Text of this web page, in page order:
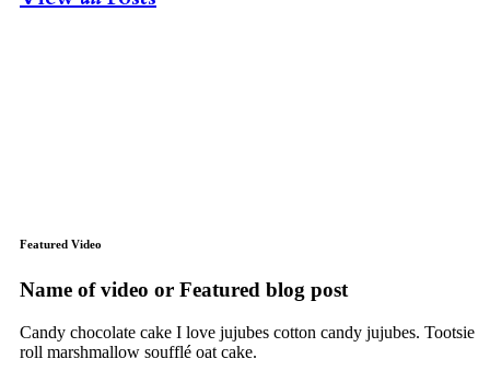
Featured Video
Name of video or Featured blog post
Candy chocolate cake I love jujubes cotton candy jujubes. Tootsie
roll marshmallow soufflé oat cake.